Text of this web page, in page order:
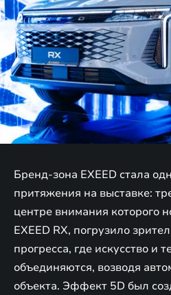
Бренд-зона EXEED стала
притяжения на выставке:
центре внимания которого
EXEED RX, погрузило
прогресса, где искусство и
объединяются, возводя
объекта. Эффект 5D был